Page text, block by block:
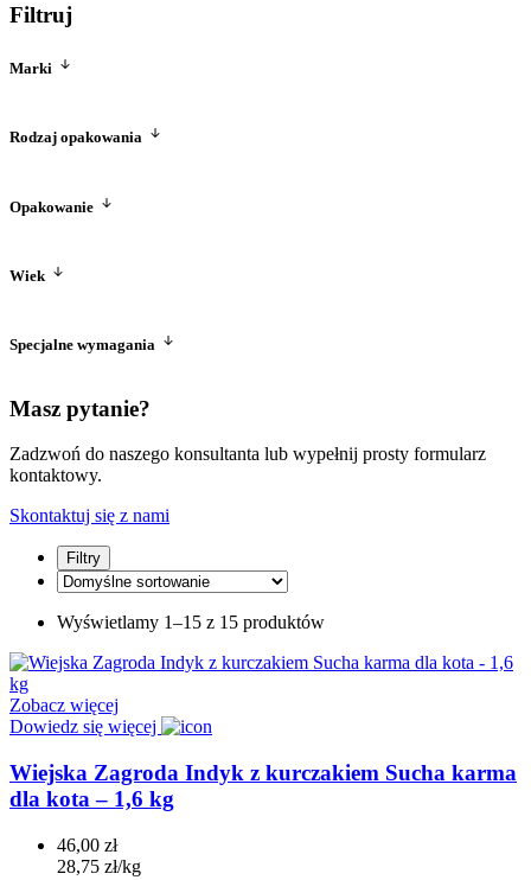
Filtruj
Marki
Rodzaj opakowania
Opakowanie
1,6 kg
Wiek
Specjalne wymagania
Masz pytanie?
Zadzwoń do naszego konsultanta lub wypełnij prosty formularz
kontaktowy.
Skontaktuj się z nami
Filtry
Wyświetlamy 1–15 z 15 produktów
Zobacz więcej
Dowiedz się więcej
Wiejska Zagroda Indyk z kurczakiem Sucha karma
dla kota – 1,6 kg
46,00 zł
28,75 zł/kg